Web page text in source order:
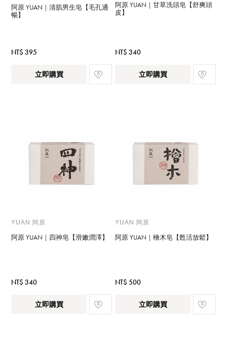
阿原 YUAN｜清肌男生皂【毛孔通
暢】
NT$ 395
立即購買
阿原 YUAN｜甘草洗頭皂【舒爽頭
皮】
NT$ 340
立即購買
YUAN 阿原
阿原 YUAN｜四神皂【滑嫩潤澤】
NT$ 340
立即購買
YUAN 阿原
阿原 YUAN｜檜木皂【甦活放鬆】
NT$ 500
立即購買